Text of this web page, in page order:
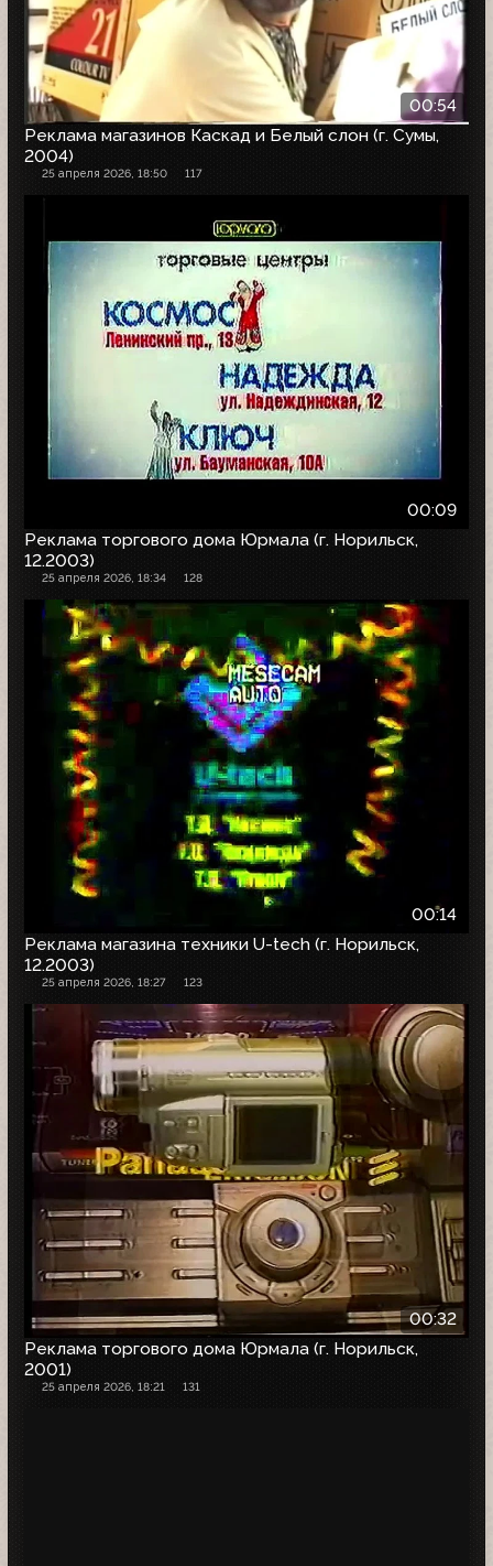
00:54
Реклама магазинов Каскад и Белый слон (г. Сумы,
2004)
25 апреля 2026, 18:50 117
00:09
Реклама торгового дома Юрмала (г. Норильск,
12.2003)
25 апреля 2026, 18:34 128
00:14
Реклама магазина техники U-tech (г. Норильск,
12.2003)
25 апреля 2026, 18:27 123
00:32
Реклама торгового дома Юрмала (г. Норильск,
2001)
25 апреля 2026, 18:21 131